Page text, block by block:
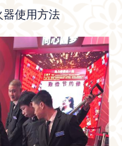
器使用方法